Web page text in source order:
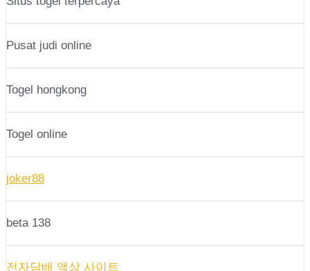
Pusat judi online
Togel hongkong
Togel online
joker88
beta 138
전자담배 액상 사이트